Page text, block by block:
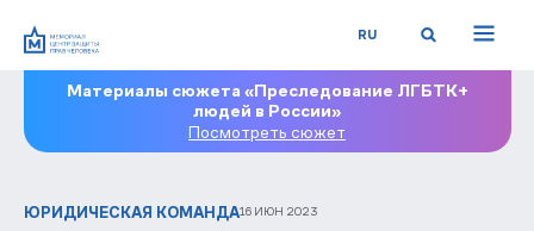
RU
Материалы сюжета «Преследование ЛГБТК+
людей в России»
Посмотреть сюжет
ЮРИДИЧЕСКАЯ КОМАНДА16 ИЮН 2023